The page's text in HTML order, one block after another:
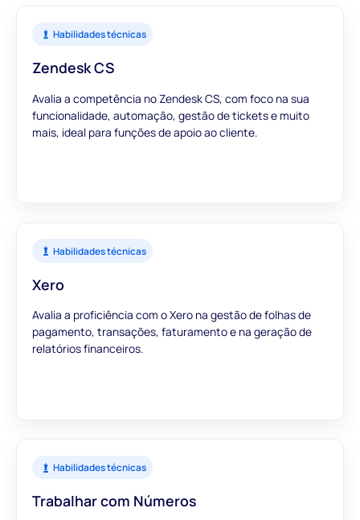
Habilidades técnicas
Zendesk CS
Avalia a competência no Zendesk CS, com foco na sua
funcionalidade, automação, gestão de tickets e muito
mais, ideal para funções de apoio ao cliente.
Habilidades técnicas
Xero
Avalia a proficiência com o Xero na gestão de folhas de
pagamento, transações, faturamento e na geração de
relatórios financeiros.
Habilidades técnicas
Trabalhar com Números